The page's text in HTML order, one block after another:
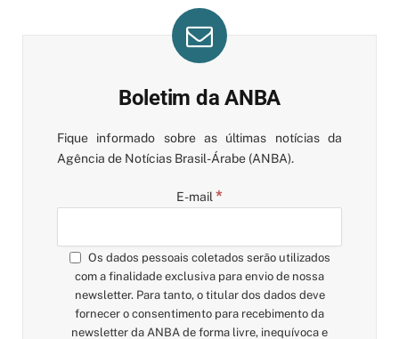
Boletim da ANBA
Fique informado sobre as últimas notícias da
Agência de Notícias Brasil-Árabe (ANBA).
E-mail *
Os dados pessoais coletados serão utilizados
com a finalidade exclusiva para envio de nossa
newsletter. Para tanto, o titular dos dados deve
fornecer o consentimento para recebimento da
newsletter da ANBA de forma livre, inequívoca e